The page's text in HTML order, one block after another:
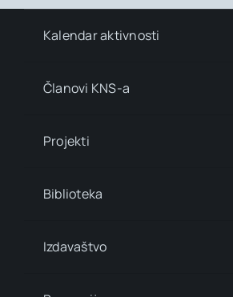
Kalendar aktivnosti
Članovi KNS-a
Projekti
Biblioteka
Izdavaštvo